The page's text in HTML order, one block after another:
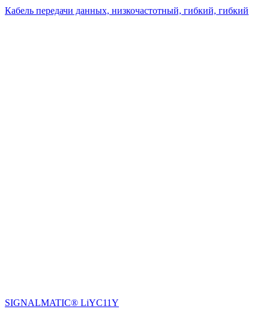
Кабель передачи данных, низкочастотный, гибкий, гибкий
SIGNALMATIC® LiYC11Y